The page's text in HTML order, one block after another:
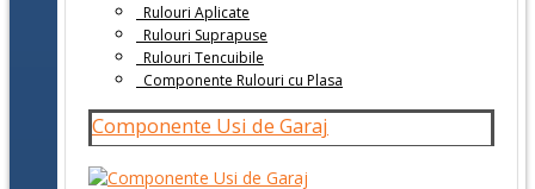
Rulouri Aplicate
Rulouri Suprapuse
Rulouri Tencuibile
Componente Rulouri cu Plasa
Componente Usi de Garaj